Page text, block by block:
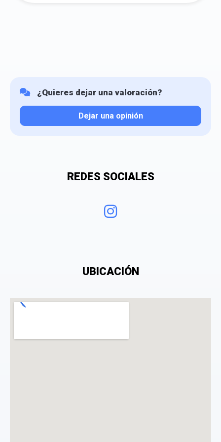
¿Quieres dejar una valoración?
Dejar una opinión
Consiento el tratamiento de mis datos personales
con el fin de añadir una opinión sobre un
REDES SOCIALES
UBICACIÓN